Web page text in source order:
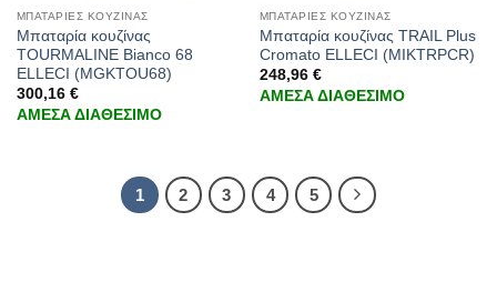
ΜΠΑΤΑΡΙΕΣ ΚΟΥΖΙΝΑΣ
Μπαταρία κουζίνας
TOURMALINE Bianco 68
ELLECI (MGKTOU68)
300,16 €
ΑΜΕΣΑ ΔΙΑΘΕΣΙΜΟ
ΜΠΑΤΑΡΙΕΣ ΚΟΥΖΙΝΑΣ
Μπαταρία κουζίνας TRAIL Plus
Cromato ELLECI (MIKTRPCR)
248,96 €
ΑΜΕΣΑ ΔΙΑΘΕΣΙΜΟ
1 2 3 4 5